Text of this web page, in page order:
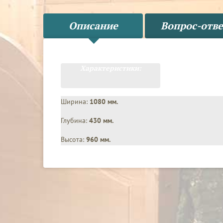
Описание Вопрос-
Ширина: 1080 мм.
Глубина: 430 мм.
Высота: 960 мм.